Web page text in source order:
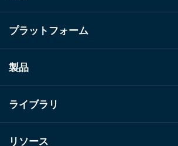
プラットフォーム
製品
ライブラリ
リソース